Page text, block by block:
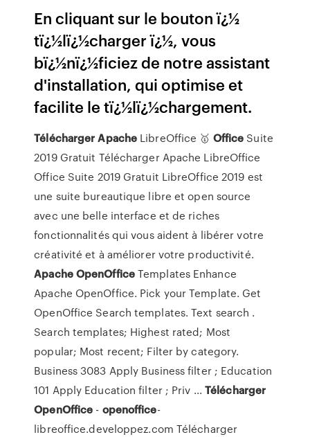
En cliquant sur le bouton ï¿½
tï¿½lï¿½charger ï¿½, vous
bï¿½nï¿½ficiez de notre assistant
d'installation, qui optimise et
facilite le tï¿½lï¿½chargement.
Télécharger Apache LibreOffice 🥇 Office Suite
2019 Gratuit Télécharger Apache LibreOffice
Office Suite 2019 Gratuit LibreOffice 2019 est
une suite bureautique libre et open source
avec une belle interface et de riches
fonctionnalités qui vous aident à libérer votre
créativité et à améliorer votre productivité.
ApacheOpenOfficeTemplates Enhance
Apache OpenOffice. Pick your Template. Get
OpenOffice Search templates. Text search .
Search templates; Highest rated; Most
popular; Most recent; Filter by category.
Business 3083 Apply Business filter ; Education
101 Apply Education filter ; Priv ...Télécharger
OpenOffice - openoffice-
libreoffice.developpez.com Télécharger